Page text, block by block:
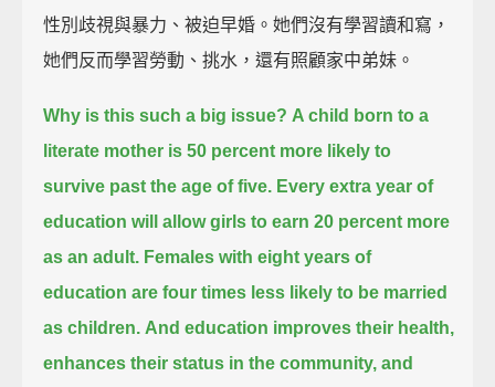
性別歧視與暴力、被迫早婚。她們沒有學習讀和寫，
她們反而學習勞動、挑水，還有照顧家中弟妹。
Why is this such a big issue? A child born to a
literate mother is 50 percent more likely to
survive past the age of five. Every extra year of
education will allow girls to earn 20 percent more
as an adult. Females with eight years of
education are four times less likely to be married
as children. And education improves their health,
enhances their status in the community, and